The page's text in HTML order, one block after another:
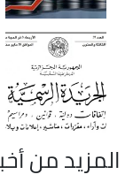
المزيد من